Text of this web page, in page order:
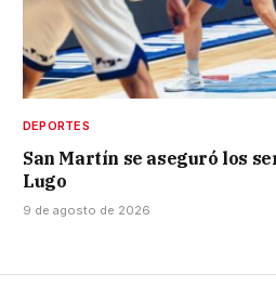
DEPORTES
San Martín se aseguró los
Lugo
9 de agosto de 2026